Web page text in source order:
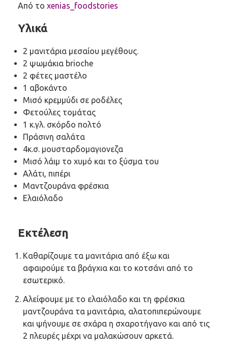
Από το xenias_foodstories
Υλικά
2 μανιτάρια μεσαίου μεγέθους.
2 ψωμάκια brioche
2 φέτες μαστέλο
1 αβοκάντο
Μισό κρεμμύδι σε ροδέλες
Φετούλες τομάτας
1 κ.γλ. σκόρδο πολτό
Πράσινη σαλάτα
4κ.σ. μουσταρδομαγιονεζα
Μισό λάιμ το χυμό και το ξύσμα του
Αλάτι, πιπέρι
Μαντζουράνα φρέσκια
Ελαιόλαδο
Εκτέλεση
Καθαρίζουμε τα μανιτάρια από έξω και
αφαιρούμε τα βράγχια και το κοτσάνι από το
εσωτερικό.
Αλείφουμε με το ελαιόλαδο και τη φρέσκια
μαντζουράνα τα μανιτάρια, αλατοπιπερώνουμε
και ψήνουμε σε σχάρα η σχαροτήγανο και από τις
2 πλευρές μέχρι να μαλακώσουν αρκετά.